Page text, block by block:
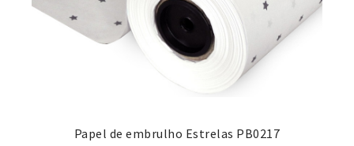
Papel de embrulho Estrelas PB0217